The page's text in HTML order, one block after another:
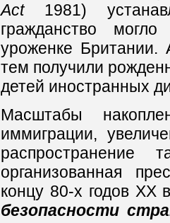
Act1981)
гражданство
уроженке Британии.
тем получили
детей иностранных
Масштабы
иммиграции,
распространение
организованная
концу 80-х годов XX
безопасности